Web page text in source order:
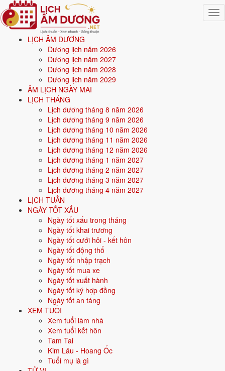
LỊCH ÂM DƯƠNG
Dương lịch năm 2026
Dương lịch năm 2027
Dương lịch năm 2028
Dương lịch năm 2029
ÂM LỊCH NGÀY MAI
LỊCH THÁNG
Lịch dương tháng 8 năm 2026
Lịch dương tháng 9 năm 2026
Lịch dương tháng 10 năm 2026
Lịch dương tháng 11 năm 2026
Lịch dương tháng 12 năm 2026
Lịch dương tháng 1 năm 2027
Lịch dương tháng 2 năm 2027
Lịch dương tháng 3 năm 2027
Lịch dương tháng 4 năm 2027
LỊCH TUẦN
NGÀY TỐT XẤU
Ngày tốt xấu trong tháng
Ngày tốt khai trương
Ngày tốt cưới hỏi - kết hôn
Ngày tốt động thổ
Ngày tốt nhập trạch
Ngày tốt mua xe
Ngày tốt xuất hành
Ngày tốt ký hợp đồng
Ngày tốt an táng
XEM TUỔI
Xem tuổi làm nhà
Xem tuổi kết hôn
Tam Tai
Kim Lâu - Hoang Ốc
Tuổi mụ là gì
Trang chủ
Mệnh ngũ hành
Sinh năm 1993
Sinh năm 1993mệnh gì? Quý Dậu Kiếm Phong Kim -
mệnh Kim
Người sinh năm1993là tuổiQuý Dậu(con Gà), nạp âm
Vàng mũi kiếm, mệnh Kim . Năm2026
dương).
Sinh năm1993(Quý Dậu, con Gà) thuộc mệnh
Phong Kim.
Màu hợp:Trắng, Bạc, Xám, Vàng nhạt.
Vận khí khi sinh:Vận 7 Thất Xích Kim (1984-2003) - Tài chính, giao
2026: 34 tuổi mụ, năm Bính Ngọ - Bình hoà với Thái Tuế.
Sinh năm 1993 là tuổi gì, mệnh gì?
Người sinh năm1993là tuổiQuý Dậu
, mệnhKim. Màu hợp gồm Trắng, Bạc, Xám, Vàng nhạt; hướng
hợp là Tây, Tây Bắc. Bảng dưới đây tóm tắt 10 chỉ số cốt lõi:
Năm sinh dương